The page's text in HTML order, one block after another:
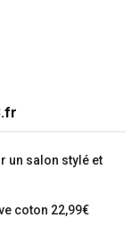
un salon stylé et
coton 22,99€